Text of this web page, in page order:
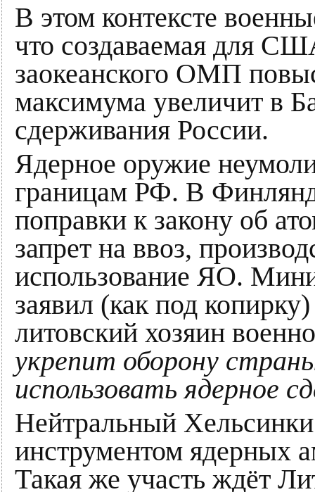
В этом контексте
что создаваемая для
заокеанского ОМП
максимума увеличит в
сдерживания России.
Ядерное оружие
границам РФ. В
поправки к закону об
запрет на ввоз,
использование ЯО.
заявил (как под
литовский хозяин
укрепит оборону
использовать ядерное
Нейтральный
инструментом ядерных
Такая же участь ждёт